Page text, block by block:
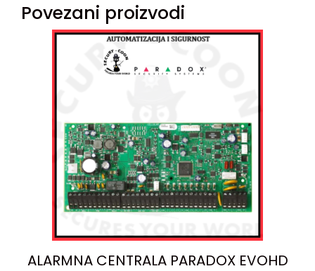
Povezani proizvodi
ALARMNA CENTRALA PARADOX EVOHD